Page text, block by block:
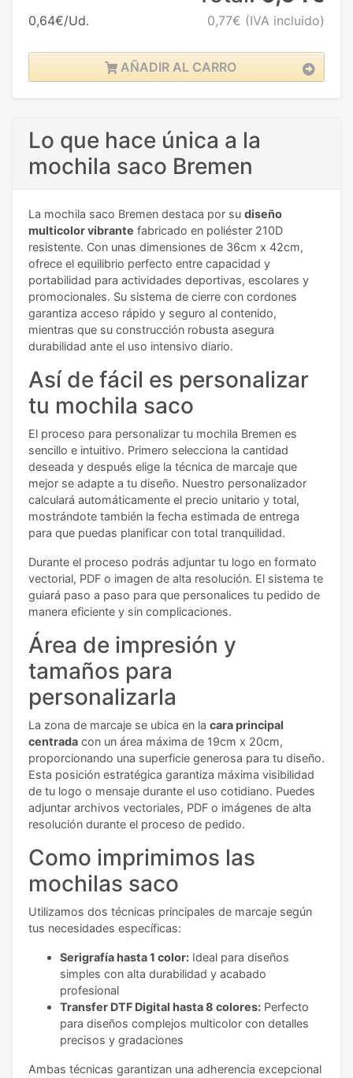
0,64€/Ud. 0,77€ (IVA incluido)
AÑADIR AL CARRO
Lo que hace única a la
mochila saco Bremen
La mochila saco Bremen destaca por su diseño
multicolor vibrante fabricado en poliéster 210D
resistente. Con unas dimensiones de 36cm x 42cm,
ofrece el equilibrio perfecto entre capacidad y
portabilidad para actividades deportivas, escolares y
promocionales. Su sistema de cierre con cordones
garantiza acceso rápido y seguro al contenido,
mientras que su construcción robusta asegura
durabilidad ante el uso intensivo diario.
Así de fácil es personalizar
tu mochila saco
El proceso para personalizar tu mochila Bremen es
sencillo e intuitivo. Primero selecciona la cantidad
deseada y después elige la técnica de marcaje que
mejor se adapte a tu diseño. Nuestro personalizador
calculará automáticamente el precio unitario y total,
mostrándote también la fecha estimada de entrega
para que puedas planificar con total tranquilidad.
Durante el proceso podrás adjuntar tu logo en formato
vectorial, PDF o imagen de alta resolución. El sistema te
guiará paso a paso para que personalices tu pedido de
manera eficiente y sin complicaciones.
Área de impresión y
tamaños para
personalizarla
La zona de marcaje se ubica en la cara principal
centrada con un área máxima de 19cm x 20cm,
proporcionando una superficie generosa para tu diseño.
Esta posición estratégica garantiza máxima visibilidad
de tu logo o mensaje durante el uso cotidiano. Puedes
adjuntar archivos vectoriales, PDF o imágenes de alta
resolución durante el proceso de pedido.
Como imprimimos las
mochilas saco
Utilizamos dos técnicas principales de marcaje según
tus necesidades específicas:
Serigrafía hasta 1 color: Ideal para diseños
simples con alta durabilidad y acabado
profesional
Transfer DTF Digital hasta 8 colores: Perfecto
para diseños complejos multicolor con detalles
precisos y gradaciones
Ambas técnicas garantizan una adherencia excepcional